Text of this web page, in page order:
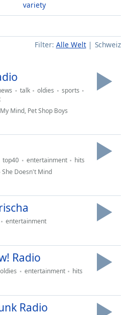
variety
Filter: Alle Welt Schweiz
talk oldies
sports
Mind, Pet Shop Boys
top40 entertainment
hits
She Doesn't Mind
entertainment
Radio
oldies entertainment
hits
Radio